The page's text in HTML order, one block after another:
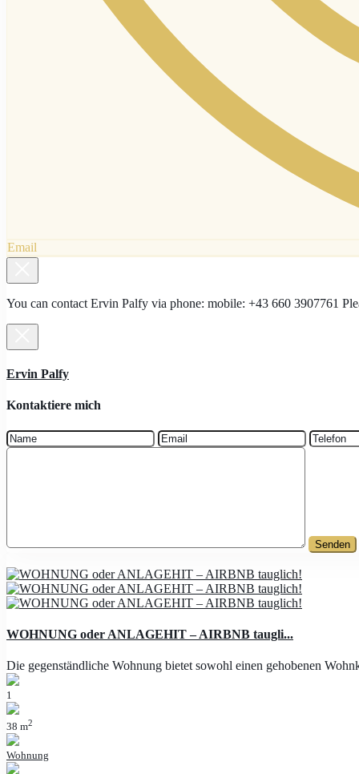
Email
You can contact Ervin Palfy via phone: mobile: +43 660 3907761
Ervin Palfy
Kontaktiere mich
WOHNUNG oder ANLAGEHIT – AIRBNB taugli...
Die gegenständliche Wohnung bietet sowohl einen gehobenen
1
38 m2
Wohnung